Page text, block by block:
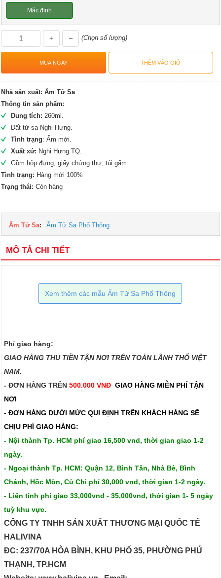
Mặc định
+ – (Chọn số lượng)
Nhà sản xuất: Ấm Tử Sa
Thông tin sản phẩm:
Dung tích: 260ml.
Đất tử sa Nghi Hưng.
Tình trạng: Ấm mới.
Xuất xứ: Nghi Hưng TQ.
Gồm hộp đựng, giấy chứng thư, túi gấm.
Tình trạng: Hàng mới 100%
Trạng thái:Còn hàng
Ấm Tử Sa: Ấm Tử Sa Phổ Thông
MÔ TẢ CHI TIẾT
Xem thêm các mẫu Ấm Tử Sa Phổ Thông
Phí giao hàng:
GIAO HÀNG THU TIỀN TẬN NƠI TRÊN TOÀN LÃNH THỔ VIỆT
NAM.​​
- ĐƠN HÀNG TRÊN500.000 VNĐ GIAO HÀNG MIỄN PHÍ TẬN
NƠI
- ĐƠN HÀNG DƯỚI MỨC QUI ĐỊNH TRÊN KHÁCH HÀNG SẼ
CHỊU PHÍ GIAO HÀNG:
- Nội thành Tp. HCM phí giao 16,500 vnd, thời gian giao 1-2
ngày.
- Ngoại thành Tp. HCM: Quận 12, Bình Tân, Nhà Bè, Bình
Chánh, Hốc Môn, Củ Chi phí 30,000 vnd, thời gian 1-2 ngày.
- Liên tỉnh phí giao 33,000vnd - 35,000vnd, thời gian 1- 5 ngày
tuỳ khu vực.
CÔNG TY TNHH SẢN XUẤT THƯƠNG MẠI QUỐC TẾ
HALIVINA
ĐC: 237/70A HÒA BÌNH, KHU PHỐ 35, PHƯỜNG PHÚ
THẠNH, TP.HCM